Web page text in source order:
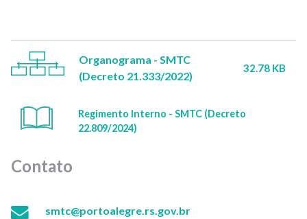
Organograma - SMTC
(Decreto 21.333/2022)
32.78 KB
Regimento Interno - SMTC (Decreto
22.809/2024)
Contato
E-
smtc@portoalegre.rs.gov.br